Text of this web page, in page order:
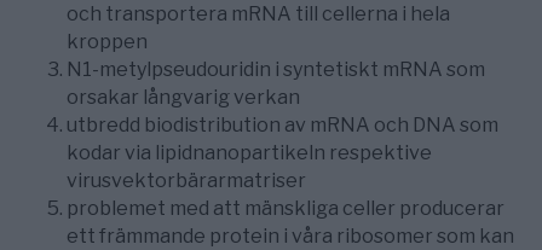
och transportera mRNA till cellerna i hela
kroppen
N1-metylpseudouridin i syntetiskt mRNA som
orsakar långvarig verkan
utbredd biodistribution av mRNA och DNA som
kodar via lipidnanopartikeln respektive
virusvektorbärarmatriser
problemet med att mänskliga celler producerar
ett främmande protein i våra ribosomer som kan